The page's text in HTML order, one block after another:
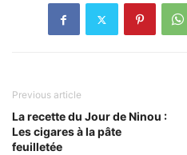
Previous article
La recette du Jour de Ninou :
Les cigares à la pâte
feuilletée